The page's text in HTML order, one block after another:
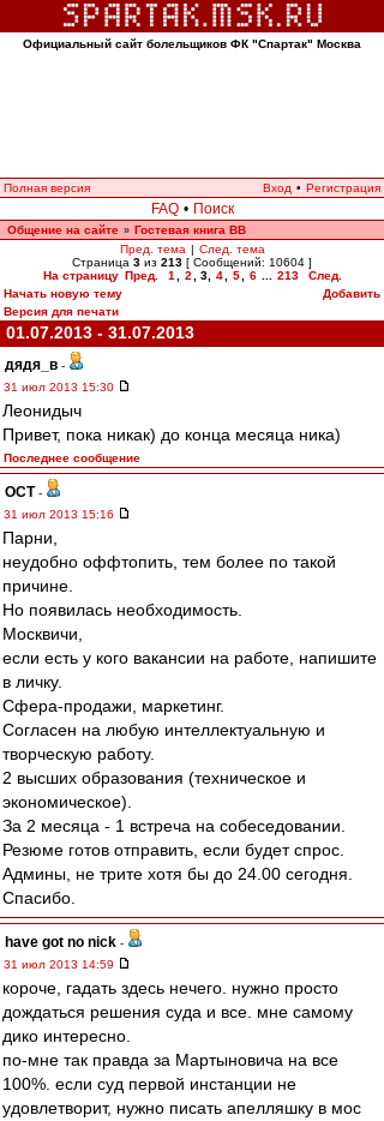
Официальный сайт болельщиков ФК "Спартак" Москва
Полная версия Вход • Регистрация
FAQ • Поиск
Общение на сайте » Гостевая книга ВВ
Пред. тема | След. тема
Страница 3 из 213 [ Сообщений: 10604 ]
На страницу Пред. 1 2 3, 4 5 6 213
След.
Начать новую тему
Добавить
Версия для печати
01.07.2013 - 31.07.2013
дядя_в -
31 июл 2013 15:30
Леонидыч
Привет, пока никак) до конца месяца ника)
Последнее сообщение
ОСТ -
31 июл 2013 15:16
Парни,
неудобно оффтопить, тем более по такой
причине.
Но появилась необходимость.
Москвичи,
если есть у кого вакансии на работе, напишите
в личку.
Сфера-продажи, маркетинг.
Согласен на любую интеллектуальную и
творческую работу.
2 высших образования (техническое и
экономическое).
За 2 месяца - 1 встреча на собеседовании.
Резюме готов отправить, если будет спрос.
Админы, не трите хотя бы до 24.00 сегодня.
Спасибо.
have got no nick -
31 июл 2013 14:59
короче, гадать здесь нечего. нужно просто
дождаться решения суда и все. мне самому
дико интересно.
по-мне так правда за Мартыновича на все
100%. если суд первой инстанции не
удовлетворит, нужно писать апелляшку в мос